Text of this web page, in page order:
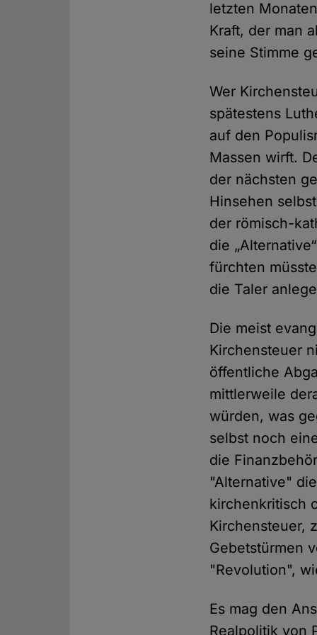
letzten
Kraft, der man
seine Stimme
Wer
spätestens
auf den
Massen wirft.
der nächsten
Hinsehen
der römisch-
die
fürchten
die Taler
Die meist
Kirchensteuer
öffentliche
mittlerweile
würden, was
selbst noch
die
"Alternative"
kirchenkritisch
Kirchensteuer,
Gebetstürmen
"Revolution",
Es mag den
Realpolitik von